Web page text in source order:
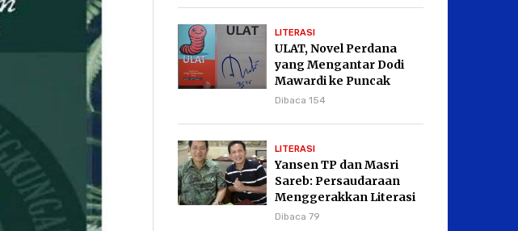
LITERASI
ULAT, Novel Perdana
yang Mengantar Dodi
Mawardi ke Puncak
Karier Kepenulisan
Dibaca 154
LITERASI
Yansen TP dan Masri
Sareb: Persaudaraan
Menggerakkan Literasi
Borneo
Dibaca 79